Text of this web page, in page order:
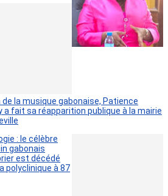
de la musique gabonaise, Patience
a fait sa réapparition publique à la mairie
: le célèbre
gabonais
est décédé
polyclinique à 87